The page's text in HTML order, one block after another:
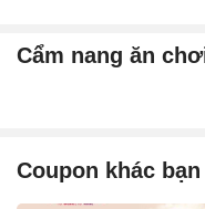
Cẩm nang ăn
Coupon khác